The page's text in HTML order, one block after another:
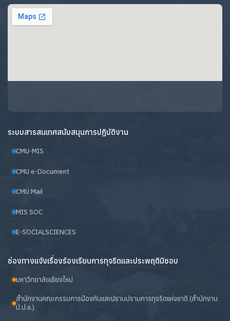
ระบบสารสนเทศสนับสนุนการปฏิบัติงาน
CMU-MIS
CMU e-Document
CMU Mail
MIS SOC
E-SOCIALSCIENCES
ช่องทางแจ้งเรื่องร้องเรียนการทุจริตและประพฤติมิชอบ
มหาวิทยาลัยเชียงใหม่
สำนักงานคณะกรรมการป้องกันและปราบปรามการทุจริตแห่งชาติ (สำนักงาน
ป.ป.ช.)